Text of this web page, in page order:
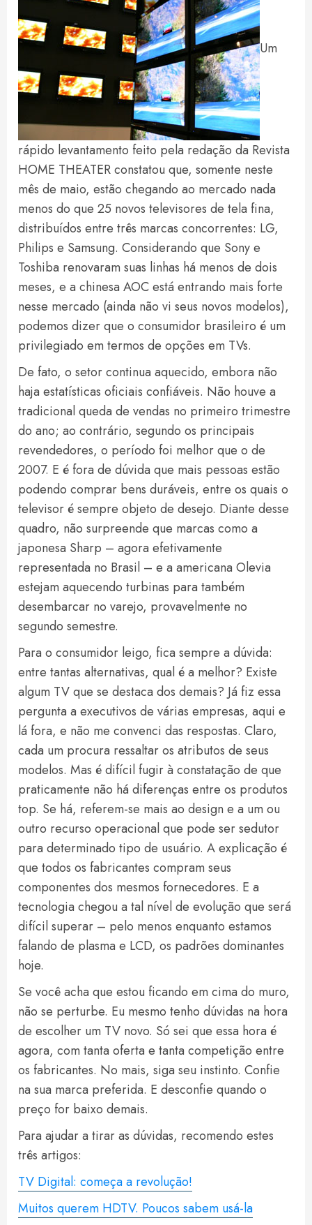
Um
rápido levantamento feito pela redação da Revista
HOME THEATER constatou que, somente neste
mês de maio, estão chegando ao mercado nada
menos do que 25 novos televisores de tela fina,
distribuídos entre três marcas concorrentes: LG,
Philips e Samsung. Considerando que Sony e
Toshiba renovaram suas linhas há menos de dois
meses, e a chinesa AOC está entrando mais forte
nesse mercado (ainda não vi seus novos modelos),
podemos dizer que o consumidor brasileiro é um
privilegiado em termos de opções em TVs.
De fato, o setor continua aquecido, embora não
haja estatísticas oficiais confiáveis. Não houve a
tradicional queda de vendas no primeiro trimestre
do ano; ao contrário, segundo os principais
revendedores, o período foi melhor que o de
2007. E é fora de dúvida que mais pessoas estão
podendo comprar bens duráveis, entre os quais o
televisor é sempre objeto de desejo. Diante desse
quadro, não surpreende que marcas como a
japonesa Sharp – agora efetivamente
representada no Brasil – e a americana Olevia
estejam aquecendo turbinas para também
desembarcar no varejo, provavelmente no
segundo semestre.
Para o consumidor leigo, fica sempre a dúvida:
entre tantas alternativas, qual é a melhor? Existe
algum TV que se destaca dos demais? Já fiz essa
pergunta a executivos de várias empresas, aqui e
lá fora, e não me convenci das respostas. Claro,
cada um procura ressaltar os atributos de seus
modelos. Mas é difícil fugir à constatação de que
praticamente não há diferenças entre os produtos
top. Se há, referem-se mais ao design e a um ou
outro recurso operacional que pode ser sedutor
para determinado tipo de usuário. A explicação é
que todos os fabricantes compram seus
componentes dos mesmos fornecedores. E a
tecnologia chegou a tal nível de evolução que será
difícil superar – pelo menos enquanto estamos
falando de plasma e LCD, os padrões dominantes
hoje.
Se você acha que estou ficando em cima do muro,
não se perturbe. Eu mesmo tenho dúvidas na hora
de escolher um TV novo. Só sei que essa hora é
agora, com tanta oferta e tanta competição entre
os fabricantes. No mais, siga seu instinto. Confie
na sua marca preferida. E desconfie quando o
preço for baixo demais.
Para ajudar a tirar as dúvidas, recomendo estes
três artigos:
TV Digital: começa a revolução!
Muitos querem HDTV. Poucos sabem usá-la